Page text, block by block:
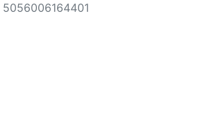
5056006164401